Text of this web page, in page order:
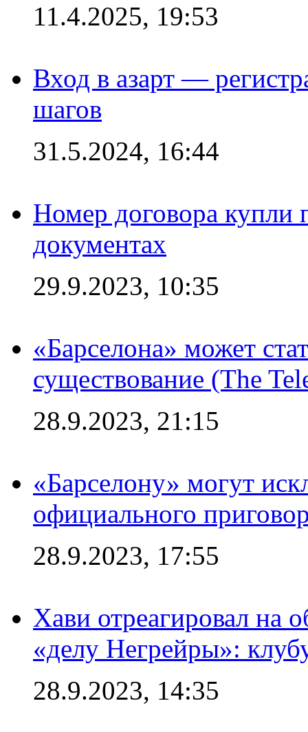
11.4.2025, 19:53
Вход в азарт —
шагов
31.5.2024, 16:44
Номер договора купли
документах
29.9.2023, 10:35
«Барселона» может
существование (The
28.9.2023, 21:15
«Барселону» могут
официального
28.9.2023, 17:55
Хави отреагировал на
«делу Негрейры»:
28.9.2023, 14:35